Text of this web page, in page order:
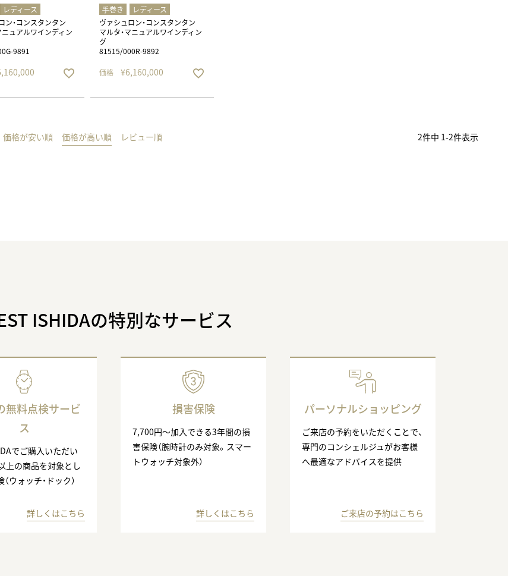
レディース
ン・コンスタンタン
ニュアルワインディン
9891
⼿巻き
レディース
ヴァシュロン・コンスタンタン
マルタ・マニュアルワインディン
グ
81515/000R-9892
価格
¥6,160,000
価格が安い順 価格が高い順 レビュー順 2件中 1-2件表示
ISHIDAの特別なサービス
無料点検サービ
ス
でご購入いただい
上の商品を対象とし
ウォッチ・ドック）
詳しくはこちら
損害保険
7,700円〜加入できる3年間の損
害保険（腕時計のみ対象。スマー
トウォッチ対象外）
詳しくはこちら
パーソナルショッピング
ご来店の予約をいただくことで、
専門のコンシェルジュがお客様
へ最適なアドバイスを提供
ご来店の予約はこちら